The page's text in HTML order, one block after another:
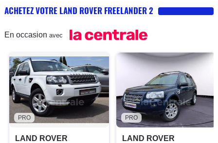
ACHETEZ VOTRE LAND ROVER FREELANDER 2
En occasion avec
PRO
LAND ROVER
PRO
LAND ROVER